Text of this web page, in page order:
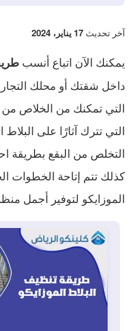
آخر تحديث 17 يناير، 2024
يمكنك الآن اتباع أنسب
داخل شقتك أو محلك
التي تمكنك من الخلاص من
التي تترك آثارًا على
التخلص من البقع بطريقة
كذلك تتم إتاحة الخطوات
الموزايكو لتوفير أجمل